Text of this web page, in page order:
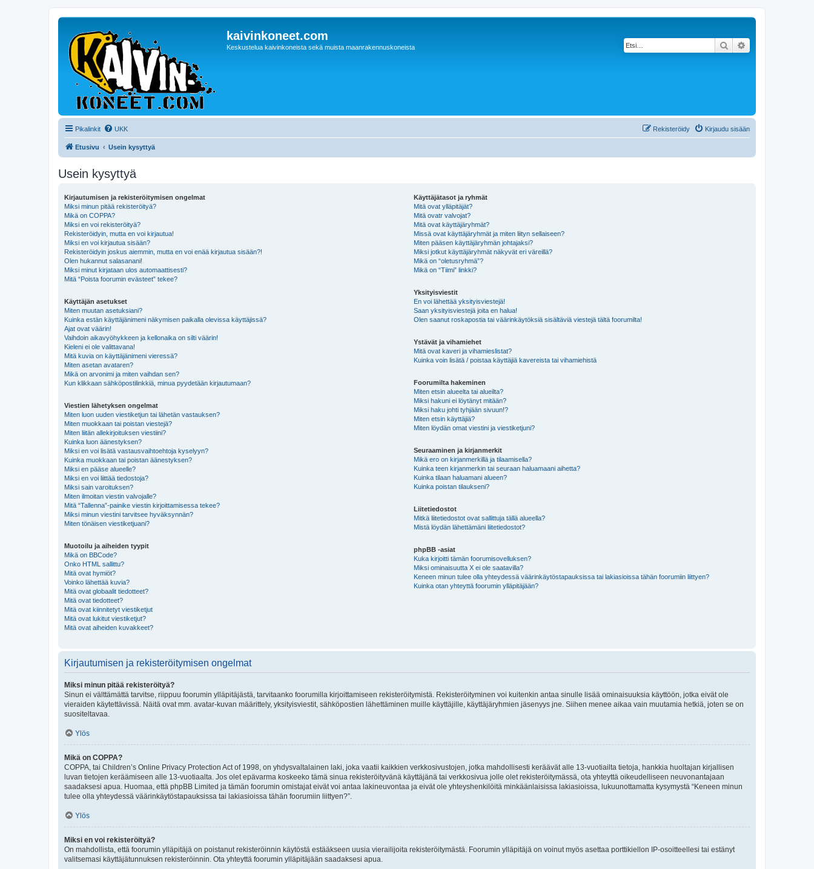
kaivinkoneet.com
Keskustelua kaivinkoneista sekä muista maanrakennuskoneista Etsi
Pikalinkit UKK Kirjaudu sisään
Rekisteröidy
Etusivu Usein kysyttyä
Usein kysyttyä
Kirjautumisen ja rekisteröitymisen ongelmat
Miksi minun pitää rekisteröityä?
Mikä on COPPA?
Miksi en voi rekisteröityä?
Rekisteröidyin, mutta en voi kirjautua!
Miksi en voi kirjautua sisään?
Rekisteröidyin joskus aiemmin, mutta en voi enää kirjautua sisään?!
Olen hukannut salasanani!
Miksi minut kirjataan ulos automaattisesti?
Mitä “Poista foorumin evästeet” tekee?
Käyttäjän asetukset
Miten muutan asetuksiani?
Kuinka estän käyttäjänimeni näkymisen paikalla olevissa käyttäjissä?
Ajat ovat väärin!
Vaihdoin aikavyöhykkeen ja kellonaika on silti väärin!
Kieleni ei ole valittavana!
Mitä kuvia on käyttäjänimeni vieressä?
Miten asetan avataren?
Mikä on arvonimi ja miten vaihdan sen?
Kun klikkaan sähköpostilinkkiä, minua pyydetään kirjautumaan?
Viestien lähetyksen ongelmat
Miten luon uuden viestiketjun tai lähetän vastauksen?
Miten muokkaan tai poistan viestejä?
Miten liitän allekirjoituksen viestiini?
Kuinka luon äänestyksen?
Miksi en voi lisätä vastausvaihtoehtoja kyselyyn?
Kuinka muokkaan tai poistan äänestyksen?
Miksi en pääse alueelle?
Miksi en voi liittää tiedostoja?
Miksi sain varoituksen?
Miten ilmoitan viestin valvojalle?
Mitä “Tallenna”-painike viestin kirjoittamisessa tekee?
Miksi minun viestini tarvitsee hyväksynnän?
Miten tönäisen viestiketjuani?
Muotoilu ja aiheiden tyypit
Mikä on BBCode?
Onko HTML sallittu?
Mitä ovat hymiöt?
Voinko lähettää kuvia?
Mitä ovat globaalit tiedotteet?
Mitä ovat tiedotteet?
Mitä ovat kiinnitetyt viestiketjut
Mitä ovat lukitut viestiketjut?
Mitä ovat aiheiden kuvakkeet?
Käyttäjätasot ja ryhmät
Mitä ovat ylläpitäjät?
Mitä ovatr valvojat?
Mitä ovat käyttäjäryhmät?
Missä ovat käyttäjäryhmät ja miten liityn sellaiseen?
Miten pääsen käyttäjäryhmän johtajaksi?
Miksi jotkut käyttäjäryhmät näkyvät eri väreillä?
Mikä on “oletusryhmä”?
Mikä on “Tiimi” linkki?
Yksityisviestit
En voi lähettää yksityisviestejä!
Saan yksityisviestejä joita en halua!
Olen saanut roskapostia tai väärinkäytöksiä sisältäviä viestejä tältä foorumilta!
Ystävät ja vihamiehet
Mitä ovat kaveri ja vihamieslistat?
Kuinka voin lisätä / poistaa käyttäjiä kavereista tai vihamiehistä
Foorumilta hakeminen
Miten etsin alueelta tai alueilta?
Miksi hakuni ei löytänyt mitään?
Miksi haku johti tyhjään sivuun!?
Miten etsin käyttäjiä?
Miten löydän omat viestini ja viestiketjuni?
Seuraaminen ja kirjanmerkit
Mikä ero on kirjanmerkillä ja tilaamisella?
Kuinka teen kirjanmerkin tai seuraan haluamaani aihetta?
Kuinka tilaan haluamani alueen?
Kuinka poistan tilaukseni?
Liitetiedostot
Mitkä liitetiedostot ovat sallittuja tällä alueella?
Mistä löydän lähettämäni liitetiedostot?
phpBB -asiat
Kuka kirjoitti tämän foorumisovelluksen?
Miksi ominaisuutta X ei ole saatavilla?
Keneen minun tulee olla yhteydessä väärinkäytöstapauksissa tai lakiasioissa tähän foorumiin liittyen?
Kuinka otan yhteyttä foorumin ylläpitäjään?
Kirjautumisen ja rekisteröitymisen ongelmat
Miksi minun pitää rekisteröityä?
Sinun ei välttämättä tarvitse, riippuu foorumin ylläpitäjästä, tarvitaanko foorumilla kirjoittamiseen rekisteröitymistä. Rekisteröityminen voi kuitenkin antaa sinulle lisää ominaisuuksia käyttöön, jotka eivät ole
vieraiden käytettävissä. Näitä ovat mm. avatar-kuvan määrittely, yksityisviestit, sähköpostien lähettäminen muille käyttäjille, käyttäjäryhmien jäsenyys jne. Siihen menee aikaa vain muutamia hetkiä, joten se on
suositeltavaa.
Ylös
Mikä on COPPA?
COPPA, tai Children’s Online Privacy Protection Act of 1998, on yhdysvaltalainen laki, joka vaatii kaikkien verkkosivustojen, jotka mahdollisesti keräävät alle 13-vuotiailta tietoja, hankkia huoltajan kirjallisen
luvan tietojen keräämiseen alle 13-vuotiaalta. Jos olet epävarma koskeeko tämä sinua rekisteröityvänä käyttäjänä tai verkkosivua jolle olet rekisteröitymässä, ota yhteyttä oikeudelliseen neuvonantajaan
saadaksesi apua. Huomaa, että phpBB Limited ja tämän foorumin omistajat eivät voi antaa lakineuvontaa ja eivät ole yhteyshenkilöitä minkäänlaisissa lakiasioissa, lukuunottamatta kysymystä “Keneen minun
tulee olla yhteydessä väärinkäytöstapauksissa tai lakiasioissa tähän foorumiin liittyen?”.
Ylös
Miksi en voi rekisteröityä?
On mahdollista, että foorumin ylläpitäjä on poistanut rekisteröinnin käytöstä estääkseen uusia vierailijoita rekisteröitymästä. Foorumin ylläpitäjä on voinut myös asettaa porttikiellon IP-osoitteellesi tai estänyt
valitsemasi käyttäjätunnuksen rekisteröinnin. Ota yhteyttä foorumin ylläpitäjään saadaksesi apua.